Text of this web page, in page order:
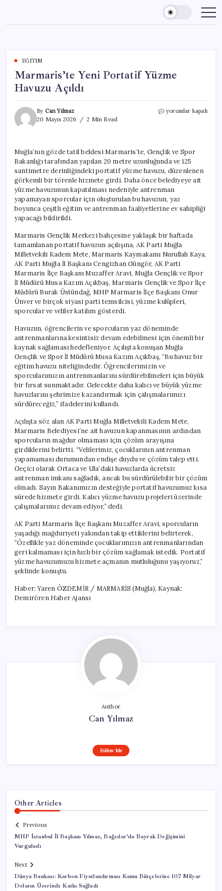
content
EĞITIM
Marmaris’te Yeni Portatif Yüzme
Havuzu Açıldı
By Can Yılmaz
20 Mayıs 2026
2 Min Read
Marmaris’te
Açıldı
için
yorumlar kapalı
Muğla’nın gözde tatil beldesi Marmaris’te, Gençlik ve Spor
Bakanlığı tarafından yapılan 20 metre uzunluğunda ve 125
santimetre derinliğindeki portatif yüzme havuzu, düzenlenen
görkemli bir törenle hizmete girdi. Daha önce belediyeye ait
yüzme havuzunun kapatılması nedeniyle antrenman
yapamayan sporcular için oluşturulan bu havuzun, yaz
boyunca çeşitli eğitim ve antrenman faaliyetlerine ev sahipliği
yapacağı bildirildi.
Marmaris Gençlik Merkezi bahçesine yaklaşık bir haftada
tamamlanan portatif havuzun açılışına, AK Parti Muğla
Milletvekili Kadem Mete, Marmaris Kaymakamı Nurullah Kaya,
AK Parti Muğla İl Başkanı Cengizhan Güngör, AK Parti
Marmaris İlçe Başkanı Muzaffer Aravi, Muğla Gençlik ve Spor
İl Müdürü Musa Kazım Açıkbaş, Marmaris Gençlik ve Spor İlçe
Müdürü Burak Üstündağ, MHP Marmaris İlçe Başkanı Onur
Ünver ve birçok siyasi parti temsilcisi, yüzme kulüpleri,
sporcular ve veliler katılım gösterdi.
Havuzun, öğrencilerin ve sporcuların yaz döneminde
antrenmanlarına kesintisiz devam edebilmesi için önemli bir
kaynak sağlaması hedefleniyor. Açılışta konuşan Muğla
Gençlik ve Spor İl Müdürü Musa Kazım Açıkbaş, “Bu havuz bir
eğitim havuzu niteliğindedir. Öğrencilerimizin ve
sporcularımızın antrenmanlarını sürdürebilmeleri için büyük
bir fırsat sunmaktadır. Gelecekte daha kalıcı ve büyük yüzme
havuzlarını şehrimize kazandırmak için çalışmalarımızı
sürdüreceğiz,” ifadelerini kullandı.
Açılışta söz alan AK Parti Muğla Milletvekili Kadem Mete,
Marmaris Belediyesi’ne ait havuzun kapanmasının ardından
sporcuların mağdur olmaması için çözüm arayışına
girdiklerini belirtti. “Velilerimiz, çocuklarının antrenman
yapamaması durumundan endişe duydu ve çözüm talep etti.
Geçici olarak Ortaca ve Ula’daki havuzlarda ücretsiz
antrenman imkanı sağladık, ancak bu sürdürülebilir bir çözüm
olmadı. Sayın Bakanımızın desteğiyle portatif havuzumuz kısa
sürede hizmete girdi. Kalıcı yüzme havuzu projeleri üzerinde
çalışmalarımız devam ediyor,” dedi.
AK Parti Marmaris İlçe Başkanı Muzaffer Aravi, sporcuların
yaşadığı mağduriyeti yakından takip ettiklerini belirterek,
“Özellikle yaz döneminde çocuklarımızın antrenmanlarından
geri kalmaması için hızlı bir çözüm sağlamak istedik. Portatif
yüzme havuzumuzu hizmete açmanın mutluluğunu yaşıyoruz,”
şeklinde konuştu.
Haber: Yaren ÖZDEMİR / MARMARİS (Muğla), Kaynak:
Demirören Haber Ajansı
Author
Can Yılmaz
Follow Me
Other Articles
Previous
MHP İstanbul İl Başkanı Yılmaz, Bağcılar’da Bayrak Değişimini
Vurguladı
Next
Dünya Bankası: Karbon Fiyatlandırması Kamu Bütçelerine 107 Milyar
Doların Üzerinde Katkı Sağladı